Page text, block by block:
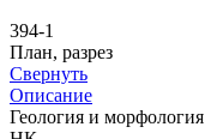
394-1
План, разрез
Свернуть
Описание
Геология и морфология